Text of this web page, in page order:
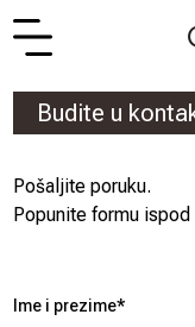
Budite u
Pošaljite poruku.
Popunite formu